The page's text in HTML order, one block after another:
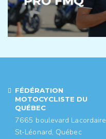
FÉDÉRATION
MOTOCYCLISTE DU
QUÉBEC
7665 boulevard Lacordaire
St-Léonard, Québec